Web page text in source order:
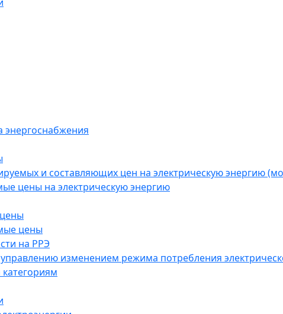
энергоснабжения
и составляющих цен на электрическую энергию
цены на электрическую энергию
цены
на РРЭ
управлению изменением режима потребления